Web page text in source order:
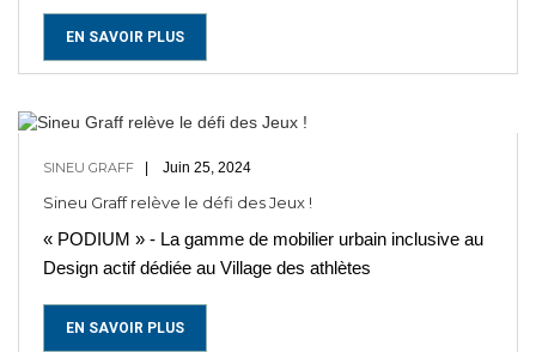
EN SAVOIR PLUS
Juin 25, 2024
SINEU GRAFF
Sineu Graff relève le défi des Jeux !
« PODIUM » - La gamme de mobilier urbain inclusive au
Design actif dédiée au Village des athlètes
EN SAVOIR PLUS